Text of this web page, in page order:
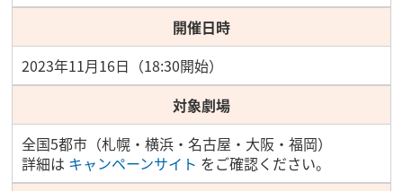
開催日時
2023年11月16日（18:30開始）
対象劇場
全国5都市（札幌・横浜・名古屋・大阪・福岡）
詳細は キャンペーンサイト をご確認ください。